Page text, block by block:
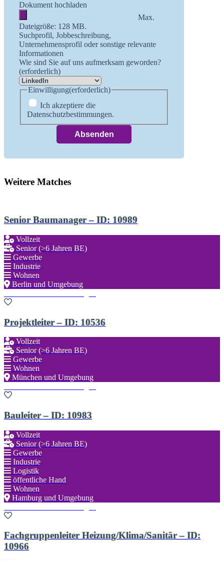
Dokument hochladen
Max.
Dateigröße: 128 MB.
Suchprofil, Jobbeschreibung,
Unternehmensprofil oder sonstige relevante
Informationen
Wie sind Sie auf uns aufmerksam geworden?
(erforderlich)
Einwilligung(erforderlich)
Ich akzeptiere die
Datenschutzbestimmungen.
Weitere Matches
Senior Baumanager – ID: 10989
Vollzeit
Senior (>6 Jahren BE)
Gewerbe
Industrie
Wohnen
Berlin und Umgebung
Projektleiter – ID: 10536
Vollzeit
Senior (>6 Jahren BE)
Gewerbe
Wohnen
München und Umgebung
Bauleiter – ID: 10983
Vollzeit
Senior (>6 Jahren BE)
Gewerbe
Industrie
Logistik
öffentliche Hand
Wohnen
Hamburg und Umgebung
Fachgruppenleiter Heizung/Klima/Sanitär – ID:
10966